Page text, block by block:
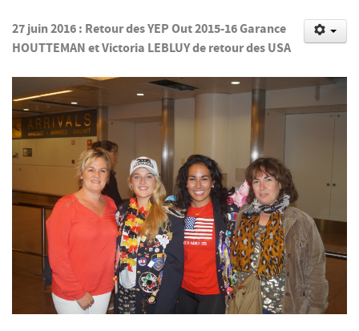
27 juin 2016 : Retour des YEP Out 2015-16 Garance
HOUTTEMAN et Victoria LEBLUY de retour des USA